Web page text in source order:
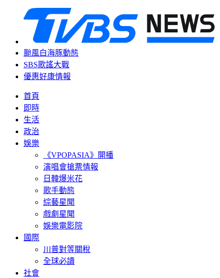
颱風白海豚動態
SBS歌謠大戰
優惠好康情報
首頁
即時
生活
政治
娛樂
《VPOPASIA》開播
演唱會搶票情報
日韓爆米花
歌手動態
綜藝星聞
戲劇星聞
娛樂電影院
國際
川普對等關稅
全球必讀
社會